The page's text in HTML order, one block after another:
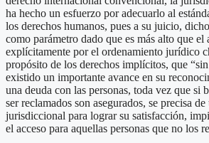
ha hecho un esfuerzo por adecuarlo al
los derechos humanos, pues a su juicio,
como parámetro dado que es más alto que el
explícitamente por el ordenamiento jurídico
propósito de los derechos implícitos, que
existido un importante avance en su
una deuda con las personas, toda vez que si
ser reclamados son asegurados, se precisa
jurisdiccional para lograr su satisfacción,
el acceso para aquellas personas que no los